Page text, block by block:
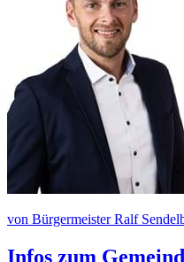
von Bürgermeister Ralf
Infos zum